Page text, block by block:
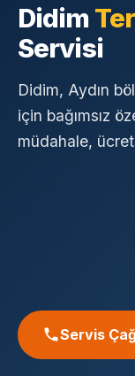
Didim
Servisi
Didim, Aydın
için bağımsız
müdahale,
Servis